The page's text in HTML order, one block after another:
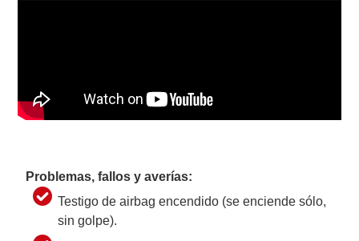
Problemas, fallos y averías:
Testigo de airbag encendido (se enciende sólo,
sin golpe).